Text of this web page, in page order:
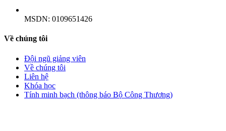
MSDN: 0109651426
Về chúng tôi
Đội ngũ giảng viên
Về chúng tôi
Liên hệ
Khóa học
Tính minh bạch (thông báo Bộ Công Thương)